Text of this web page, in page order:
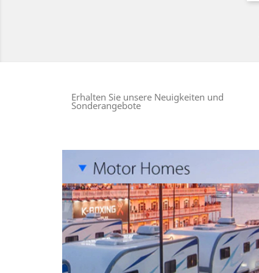
Erhalten Sie unsere Neuigkeiten und
Sonderangebote